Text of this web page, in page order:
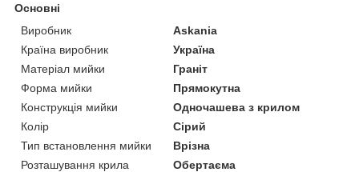
Основні
Виробник
Askania
Країна виробник
Україна
Матеріал мийки
Граніт
Форма мийки
Прямокутна
Конструкція мийки
Одночашева з крилом
Колір
Сірий
Тип встановлення мийки
Врізна
Розташування крила
Обертаєма